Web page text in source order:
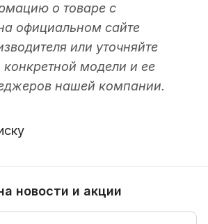
о товаре с
официальном сайте
или уточняйте
модели и ее
нашей компании.
новости и акции